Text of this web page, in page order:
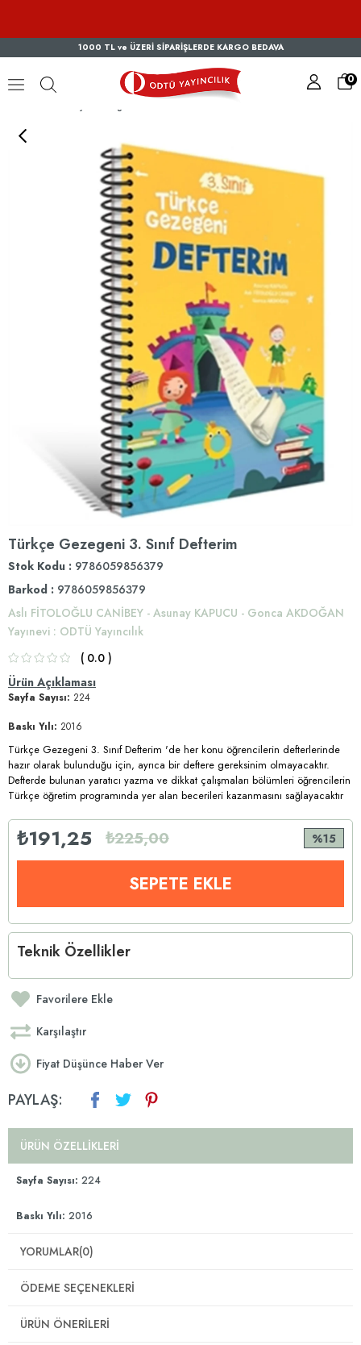
1000 TL ve ÜZERİ SİPARİŞLERDE KARGO BEDAVA
0
Türkçe Gezegeni 3. Sınıf Defterim
Stok Kodu
9786059856379
Barkod : 9786059856379
Aslı FİTOLOĞLU CANİBEY - Asunay KAPUCU - Gonca AKDOĞAN
Yayınevi : ODTÜ Yayıncılık
0.0
Ürün Açıklaması
Sayfa Sayısı: 224
Baskı Yılı: 2016
Türkçe Gezegeni 3. Sınıf Defterim 'de her konu öğrencilerin defterlerinde
hazır olarak bulunduğu için, ayrıca bir deftere gereksinim olmayacaktır.
Defterde bulunan yaratıcı yazma ve dikkat çalışmaları bölümleri öğrencilerin
Türkçe öğretim programında yer alan becerileri kazanmasını sağlayacaktır
₺225,00
₺191,25 15
Teknik Özellikler
Favorilere Ekle
Karşılaştır
Fiyat Düşünce Haber Ver
PAYLAŞ:
ÜRÜN ÖZELLIKLERI
Sayfa Sayısı: 224
Baskı Yılı: 2016
YORUMLAR(0)
ÖDEME SEÇENEKLERI
ÜRÜN ÖNERILERI